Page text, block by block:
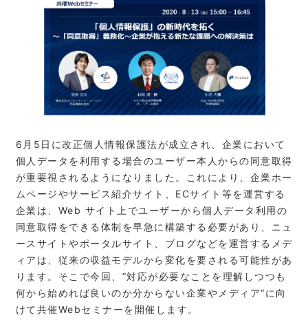
6月5日に改正個人情報保護法が成立され、企業において
個人データを利用する場合のユーザー本人からの同意取得
が重要視されるようになりました。これにより、企業ホー
ムページやサービス紹介サイト、ECサイト等を運営する
企業は、Web サイト上でユーザーから個人データ利用の
同意取得をできる体制を早急に構築する必要があり、ニュ
ースサイトやポータルサイト、ブログなどを運営するメデ
ィアは、従来の収益モデルから変化を要される可能性があ
ります。そこで今回、”対応が必要なことを理解しつつも
何から始めれば良いのか分からない企業やメディア“に向
けて共催Webセミナーを開催します。